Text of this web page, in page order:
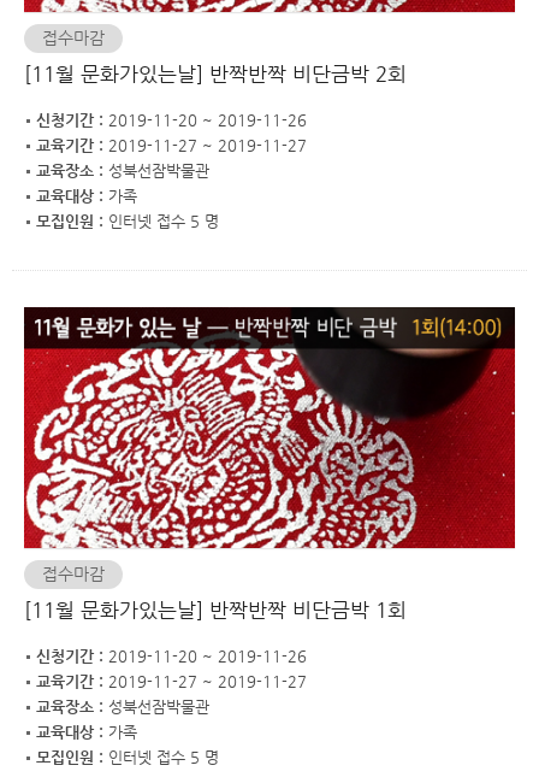
접수마감
[11월 문화가있는날] 반짝반짝 비단금박 2회
신청기간 : 2019-11-20 ~ 2019-11-26
교육기간 : 2019-11-27 ~ 2019-11-27
교육장소 : 성북선잠박물관
교육대상 : 가족
모집인원 : 인터넷 접수 5 명
접수마감
[11월 문화가있는날] 반짝반짝 비단금박 1회
신청기간 : 2019-11-20 ~ 2019-11-26
교육기간 : 2019-11-27 ~ 2019-11-27
교육장소 : 성북선잠박물관
교육대상 : 가족
모집인원 : 인터넷 접수 5 명